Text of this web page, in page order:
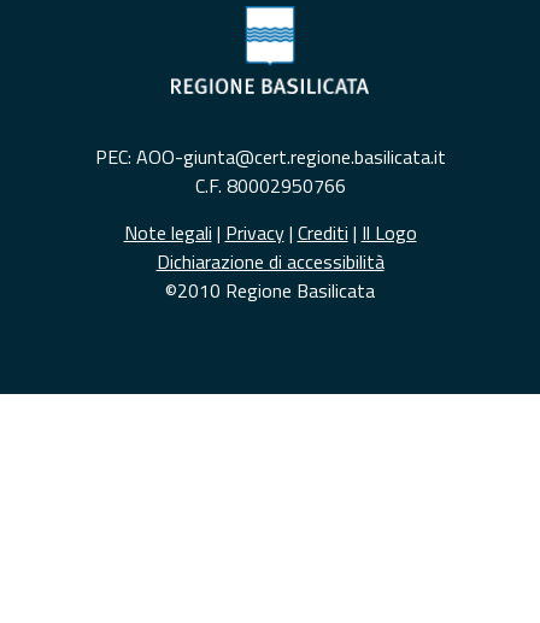
PEC: AOO-giunta@cert.regione.basilicata.it
C.F. 80002950766
Note legali | Privacy| Crediti | Il Logo
Dichiarazione di accessibilità
©2010 Regione Basilicata